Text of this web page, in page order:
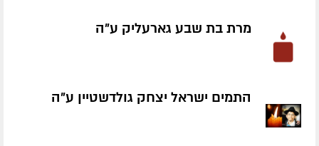
מרת בת שבע גארעליק ע״ה
התמים ישראל יצחק גולדשטיין ע״ה